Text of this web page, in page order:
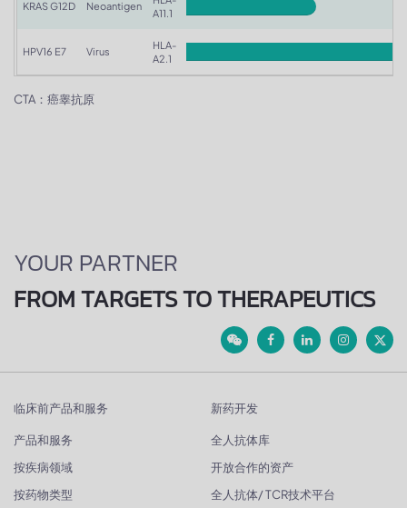
KRAS G12D Neoantigen
A11.1
HPV16 E7 Virus
HLA-
A2.1
CTA：癌睾抗原
YOUR PARTNER
FROM TARGETS TO THERAPEUTICS
临床前产品和服务
产品和服务
按疾病领域
按药物类型
新药开发
全人抗体库
开放合作的资产
全人抗体/ TCR技术平台